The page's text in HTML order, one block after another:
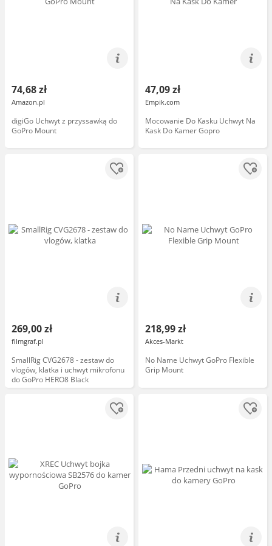
74,68 zł
Amazon.pl
digiGo Uchwyt z przyssawką do
GoPro Mount
47,09 zł
Empik.com
Mocowanie Do Kasku Uchwyt Na
Kask Do Kamer Gopro
269,00 zł
filmgraf.pl
SmallRig CVG2678 - zestaw do
vlogów, klatka i uchwyt mikrofonu
do GoPro HERO8 Black
218,99 zł
Akces-Markt
No Name Uchwyt GoPro Flexible
Grip Mount